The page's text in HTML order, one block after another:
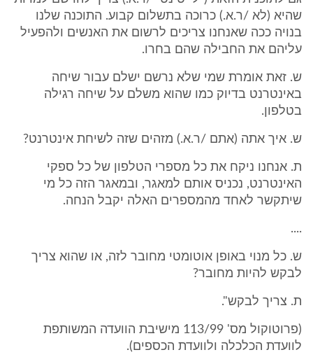
שהיא (לא /ר.א.) כרוכה בתשלום קבוע. התוכנה שלנו
בנויה ככה שאנחנו צריכים לרשום את האנשים ולהפעיל
עליהם את החבילה שהם בחרו.
ש. זאת אומרת שמי שלא נרשם ישלם עבור שיחה
באינטרנט בדיוק כמו שהוא משלם על שיחה רגילה
בטלפון.
ש. איך אתה (אתם /ר.א.) מזהים שזה לשיחת אינטרנט?
ת. אנחנו ניקח את כל מספרי הטלפון של כל ספקי
האינטרנט, נכניס אותם למאגר, ובמאגר הזה כל מי
שיתקשר לאחד מהמספרים האלה יקבל הנחה.
....
ש. כל מנוי באופן אוטומטי מחובר לזה, או שהוא צריך
לבקש להיות מחובר?
ת. צריך לבקש".
(פרוטוקול מס' 113/99 מישיבת הוועדה המשותפת
לוועדת הכלכלה ולוועדת הכספים).